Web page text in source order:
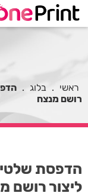
ראשי . בלוג .
רושם מנצח
הדפסת
ליצור רושם